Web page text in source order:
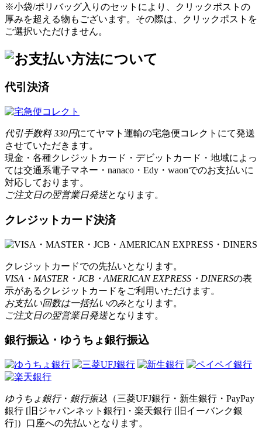
※小袋/ポリバッグ入りのセットにより、クリックポストの
厚みを超える物もございます。その際は、クリックポストを
ご選択いただけません。
代引決済
代引手数料 330円にてヤマト運輸の宅急便コレクトにて発送
させていただきます。
現金・各種クレジットカード・デビットカード・地域によっ
ては交通系電子マネー・nanaco・Edy・waonでのお支払いに
対応しております。
ご注文日の翌営業日発送となります。
クレジットカード決済
クレジットカードでの先払いとなります。
VISA・MASTER・JCB・AMERICAN EXPRESS・DINERSの表
示があるクレジットカードをご利用いただけます。
お支払い回数は一括払いのみとなります。
ご注文日の翌営業日発送となります。
銀行振込・ゆうちょ銀行振込
ゆうちょ銀行・ 銀行振込 （三菱UFJ銀行・新生銀行・PayPay
銀行 [旧ジャパンネット銀行]・楽天銀行 [旧イーバンク銀
行]）口座への先払いとなります。